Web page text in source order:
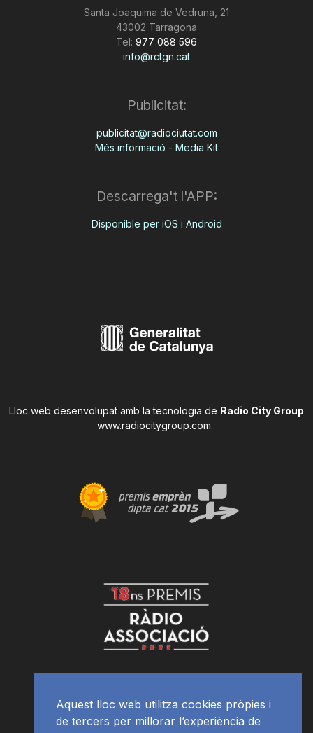
Santa Joaquima de Vedruna, 21
43002 Tarragona
Tel: 977 088 596
info@rctgn.cat
Publicitat:
publicitat@radiociutat.com
Més informació - Media Kit
Descarrega't l'APP:
Disponible per iOS i Android
Lloc web desenvolupat amb la tecnologia de Radio City Group
www.radiocitygroup.com.
Aquest lloc web utilitza cookies pròpies i
de tercers per millorar l’experiència de